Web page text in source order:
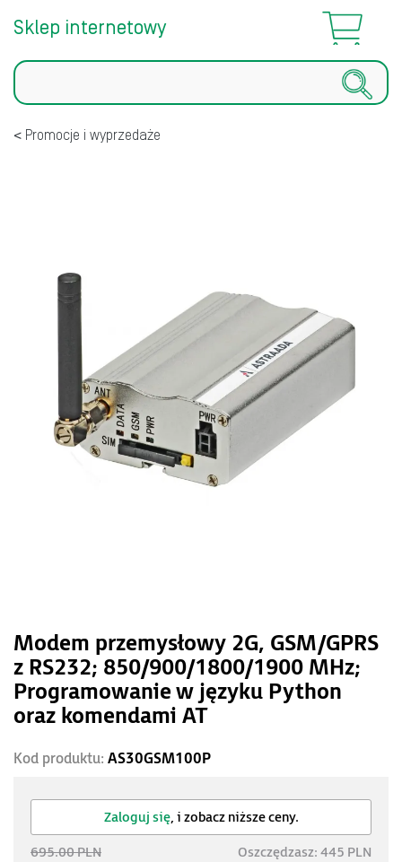
Sklep internetowy
Szukaj
Promocje i wyprzedaże
Modem przemysłowy 2G, GSM/GPRS
z RS232; 850/900/1800/1900 MHz;
Programowanie w języku Python
oraz komendami AT
Kod produktu: AS30GSM100P
Zaloguj się, i zobacz niższe ceny.
695.00 PLN Oszczędzasz: 445 PLN